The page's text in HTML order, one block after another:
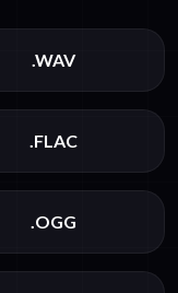
.WAV
.FLAC
.OGG